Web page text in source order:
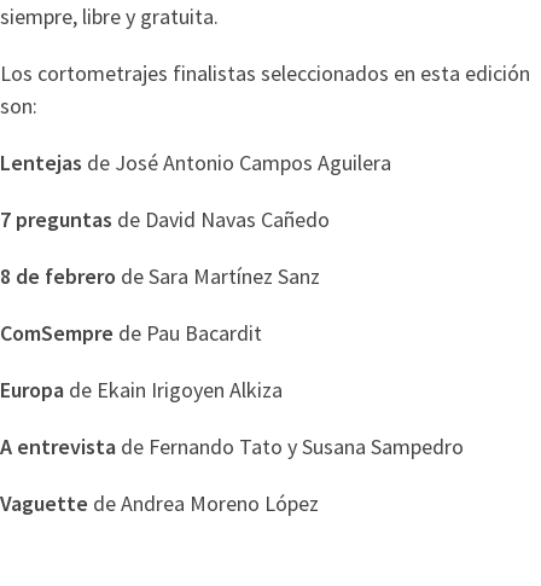
siempre, libre y gratuita.
Los cortometrajes finalistas seleccionados en esta edición
son:
Lentejas de José Antonio Campos Aguilera
7 preguntas de David Navas Cañedo
8 de febrero de Sara Martínez Sanz
ComSempre de Pau Bacardit
Europa de Ekain Irigoyen Alkiza
A entrevista de Fernando Tato y Susana Sampedro
Vaguette de Andrea Moreno López